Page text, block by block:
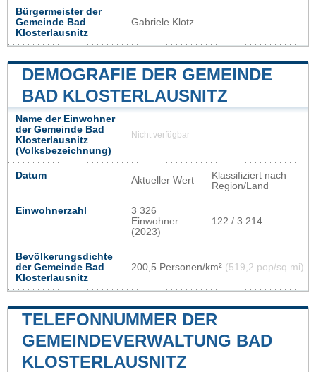
Bürgermeister der
Gemeinde Bad
Klosterlausnitz
Gabriele Klotz
DEMOGRAFIE DER GEMEINDE
BAD KLOSTERLAUSNITZ
Name der Einwohner
der Gemeinde Bad
Klosterlausnitz
(Volksbezeichnung)
Nicht verfügbar
Datum Aktueller Wert
Klassifiziert nach
Region/Land
Einwohnerzahl
3 326
Einwohner
(2023)
122 / 3 214
Bevölkerungsdichte
der Gemeinde Bad
Klosterlausnitz
200,5 Personen/km² (519,2 pop/sq mi)
TELEFONNUMMER DER
GEMEINDEVERWALTUNG BAD
KLOSTERLAUSNITZ